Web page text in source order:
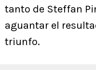
tanto de Steffan
aguantar el
triunfo.